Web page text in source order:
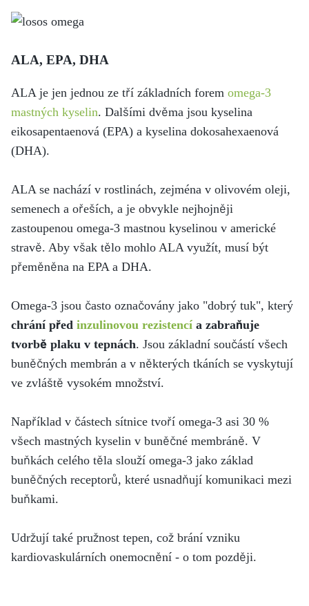
ALA, EPA, DHA
ALA je jen jednou ze tří základních forem omega-3
mastných kyselin. Dalšími dvěma jsou kyselina
eikosapentaenová (EPA) a kyselina dokosahexaenová
(DHA).
ALA se nachází v rostlinách, zejména v olivovém oleji,
semenech a ořeších, a je obvykle nejhojněji
zastoupenou omega-3 mastnou kyselinou v americké
stravě. Aby však tělo mohlo ALA využít, musí být
přeměněna na EPA a DHA.
Omega-3 jsou často označovány jako "dobrý tuk", který
chrání před inzulinovou rezistencí a zabraňuje
tvorbě plaku v tepnách. Jsou základní součástí všech
buněčných membrán a v některých tkáních se vyskytují
ve zvláště vysokém množství.
Například v částech sítnice tvoří omega-3 asi 30 %
všech mastných kyselin v buněčné membráně. V
buňkách celého těla slouží omega-3 jako základ
buněčných receptorů, které usnadňují komunikaci mezi
buňkami.
Udržují také pružnost tepen, což brání vzniku
kardiovaskulárních onemocnění - o tom později.